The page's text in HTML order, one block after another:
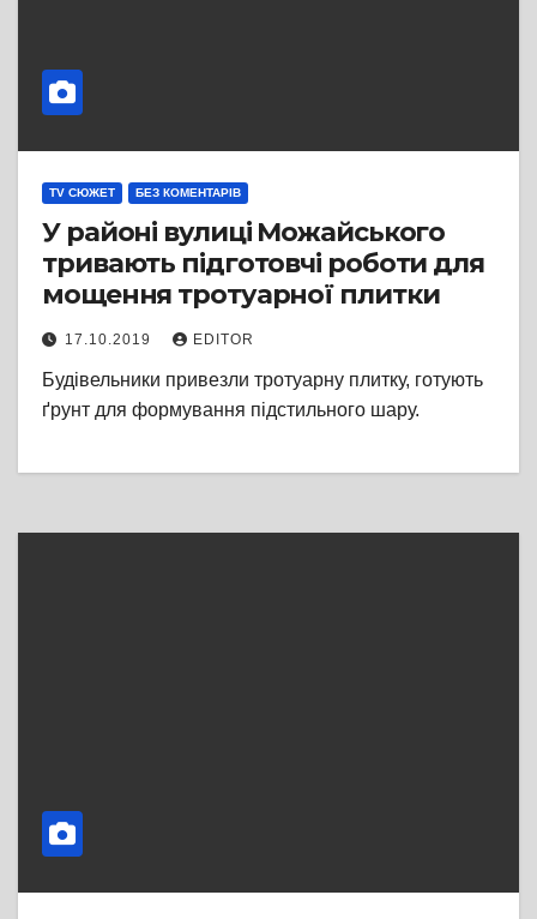
TV СЮЖЕТ БЕЗ КОМЕНТАРІВ
У районі вулиці Можайського
тривають підготовчі роботи для
мощення тротуарної плитки
17.10.2019 EDITOR
Будівельники привезли тротуарну плитку, готують
ґрунт для формування підстильного шару.